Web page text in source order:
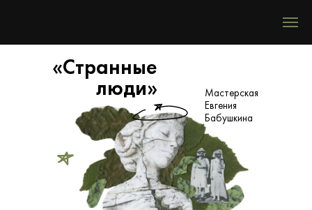
«Странные
люди»
Мастерская
Евгения
Бабушкина